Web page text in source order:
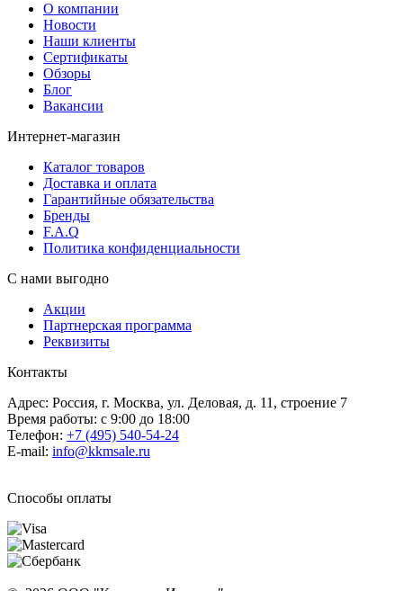
О компании
Новости
Наши клиенты
Сертификаты
Обзоры
Блог
Вакансии
Интернет-магазин
Каталог товаров
Доставка и оплата
Гарантийные обязательства
Бренды
F.A.Q
Политика конфиденциальности
С нами выгодно
Акции
Партнерская программа
Реквизиты
Контакты
Адрес: Россия, г. Москва, ул. Деловая, д. 11, строение 7
Время работы: с 9:00 до 18:00
Телефон: +7 (495) 540-54-24
E-mail: info@kkmsale.ru
Способы оплаты